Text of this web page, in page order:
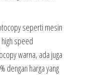
seperti mesin
speed
warna, ada juga
dengan harga yang